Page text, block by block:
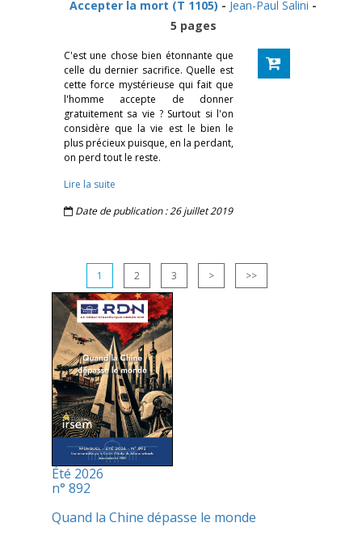
Accepter la mort (T 1105) - Jean-Paul Salini -
5 pages
C'est une chose bien étonnante que
celle du dernier sacrifice. Quelle est
cette force mystérieuse qui fait que
l'homme accepte de donner
gratuitement sa vie ? Surtout si l'on
considère que la vie est le bien le
plus précieux puisque, en la perdant,
on perd tout le reste.
Lire la suite
Date de publication : 26 juillet 2019
1 2 3 > >>
Été 2026
n° 892
Quand la Chine dépasse le monde